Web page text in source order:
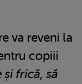
va reveni la
copiii
frică, să